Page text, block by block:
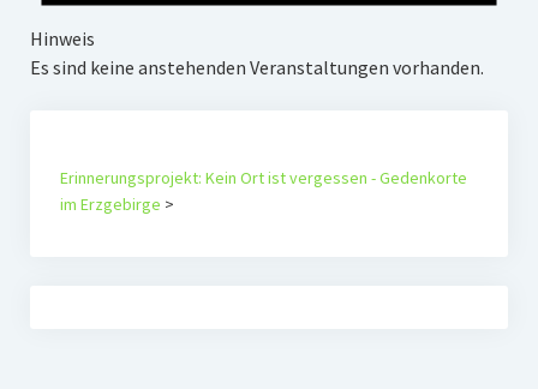
Hinweis
Es sind keine anstehenden Veranstaltungen vorhanden.
Erinnerungsprojekt: Kein Ort ist vergessen - Gedenkorte
im Erzgebirge >